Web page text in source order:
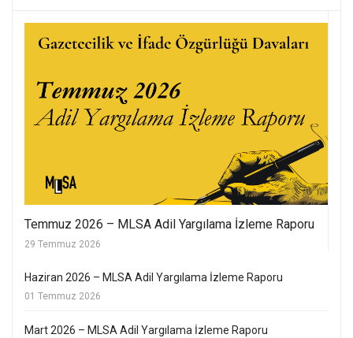
Temmuz 2026 – MLSA Adil Yargılama İzleme Raporu
29 Temmuz 2026
Haziran 2026 – MLSA Adil Yargılama İzleme Raporu
01 Temmuz 2026
Mart 2026 – MLSA Adil Yargılama İzleme Raporu